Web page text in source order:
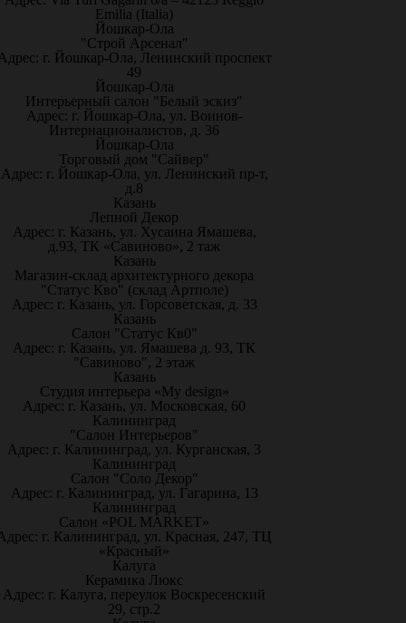
Emilia (Italia)
Йошкар-Ола
"Строй Арсенал"
г. Йошкар-Ола, Ленинский проспект
49
Йошкар-Ола
Интерьерный салон "Белый эскиз"
Адрес: г. Йошкар-Ола, ул. Воинов-
Интернационалистов, д. 36
Йошкар-Ола
Торговый дом "Сайвер"
Адрес: г. Йошкар-Ола, ул. Ленинский пр-т,
д.8
Казань
Лепной Декор
Адрес: г. Казань, ул. Хусаина Ямашева,
д.93, ТК «Савиново», 2 таж
Казань
Магазин-склад архитектурного декора
"Статус Кво" (склад Артполе)
Адрес: г. Казань, ул. Горсоветская, д. 33
Казань
Салон "Статус Кв0"
Адрес: г. Казань, ул. Ямашева д. 93, ТК
"Савиново", 2 этаж
Казань
Студия интерьера «My design»
Адрес: г. Казань, ул. Московская, 60
Калининград
"Салон Интерьеров"
Адрес: г. Калининград, ул. Курганская, 3
Калининград
Салон "Соло Декор"
Адрес: г. Калининград, ул. Гагарина, 13
Калининград
Салон «POL MARKET»
г. Калининград, ул. Красная, 247, ТЦ
«Красный»
Калуга
Керамика Люкс
Адрес: г. Калуга, переулок Воскресенский
29, стр.2